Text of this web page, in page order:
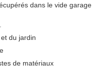
dans le vide
du jardin
de matériaux